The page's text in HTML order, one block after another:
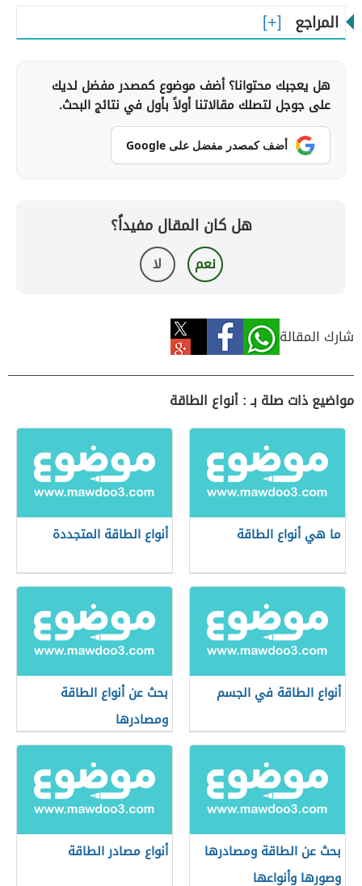
المراجع
هل يعجبك محتوانا؟ أضف موضوع كمصدر مفضل لديك
على جوجل لتصلك مقالاتنا أولاً بأول في نتائج البحث.
أضف كمصدر مفضل على Google
هل كان المقال مفيداً؟
نعم لا
شارك المقالة
مواضيع ذات صلة بـ : أنواع الطاقة
ما هي أنواع الطاقة أنواع الطاقة المتجددة
أنواع الطاقة في الجسم
بحث عن أنواع الطاقة
ومصادرها
بحث عن الطاقة ومصادرها
وصورها وأنواعها
أنواع مصادر الطاقة